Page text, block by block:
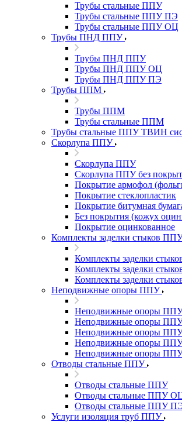
Трубы стальные ППУ
Трубы стальные ППУ ПЭ
Трубы стальные ППУ ОЦ
Трубы ПНД ППУ
Трубы ПНД ППУ
Трубы ПНД ППУ ОЦ
Трубы ПНД ППУ ПЭ
Трубы ППМ
Трубы ППМ
Трубы стальные ППМ
Трубы стальные ППУ ТВИН
Скорлупа ППУ
Скорлупа ППУ
Скорлупа ППУ без
Покрытие армофол
Покрытие стеклопластик
Покрытие битумная
Без покрытия (кожух
Покрытие оцинкованное
Комплекты заделки стыков
Комплекты заделки
Комплекты заделки
Комплекты заделки
Неподвижные опоры ППУ
Неподвижные опоры
Неподвижные опоры
Неподвижные опоры
Неподвижные опоры
Неподвижные опоры
Отводы стальные ППУ
Отводы стальные ППУ
Отводы стальные ППУ
Отводы стальные ППУ
Услуги изоляция труб ППУ